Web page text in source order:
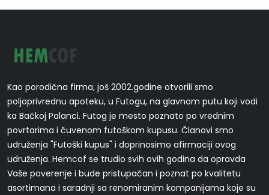
Kao porodična firma, još 2002.godine otvorili smo
poljoprivrednu apoteku, u Futogu, na glavnom putu koji vodi
ka Bačkoj Palanci. Futog je mesto poznato po vrednim
povrtarima i čuvenom futoškom kupusu. Članovi smo
udruženja "Futoški kupus" i doprinosimo afirmaciji ovog
udruženja. Hemcof se trudio svih ovih godina da opravda
Vaše poverenje i bude pristupačan i poznat po kvalitetu
asortimana i saradnji sa renomiranim kompanijama koje su